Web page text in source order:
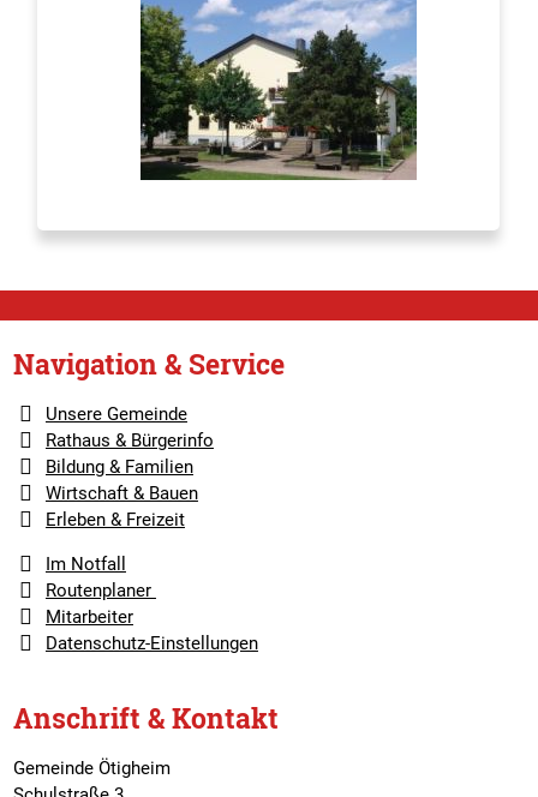
Navigation & Service
Unsere Gemeinde
Rathaus & Bürgerinfo
Bildung & Familien
Wirtschaft & Bauen
Erleben & Freizeit
Im Notfall
Routenplaner
Mitarbeiter
Datenschutz-Einstellungen
Anschrift & Kontakt
Gemeinde Ötigheim